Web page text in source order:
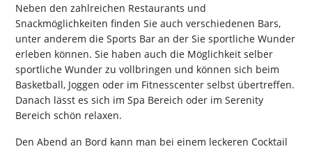
Neben den zahlreichen Restaurants und
Snackmöglichkeiten finden Sie auch verschiedenen Bars,
unter anderem die Sports Bar an der Sie sportliche Wunder
erleben können. Sie haben auch die Möglichkeit selber
sportliche Wunder zu vollbringen und können sich beim
Basketball, Joggen oder im Fitnesscenter selbst übertreffen.
Danach lässt es sich im Spa Bereich oder im Serenity
Bereich schön relaxen.
Den Abend an Bord kann man bei einem leckeren Cocktail